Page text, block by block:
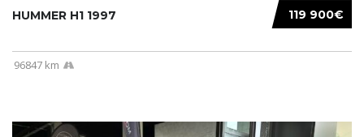
119 900€
HUMMER H1 1997
96847 km